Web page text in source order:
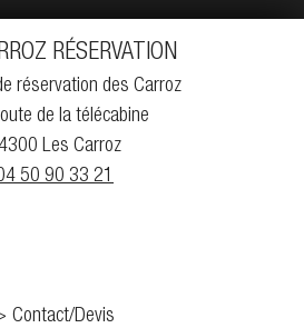
RÉSERVATION
réservation des Carroz
de la télécabine
Les Carroz
50 90 33 21
Contact/Devis